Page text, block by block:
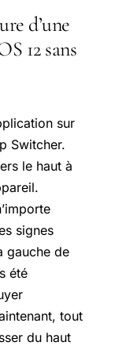
d’une
12 sans
sur
Switcher.
le haut à
signes
gauche de
été
tout
du haut